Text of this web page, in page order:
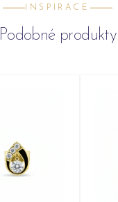
INSPIRACE
Podobné produkty